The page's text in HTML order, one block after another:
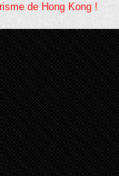
de Hong Kong !